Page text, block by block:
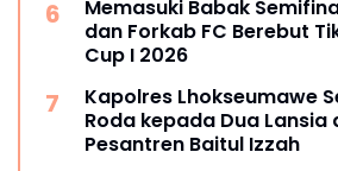
Memasuki Babak
dan Forkab FC Berebut
Cup I 2026
Kapolres Lhokseumawe
Roda kepada Dua Lansia
Pesantren Baitul Izzah